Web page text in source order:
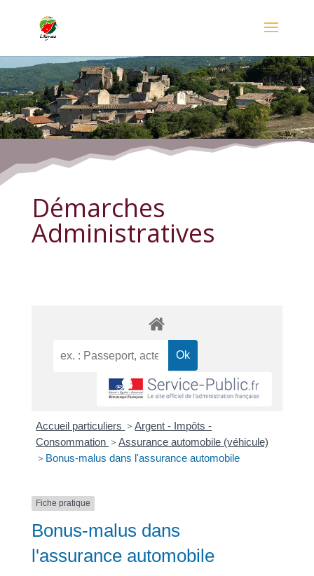
Démarches Administratives
Démarches
Administratives
Accueil particuliers > Argent - Impôts -
Consommation > Assurance automobile (véhicule)
> Bonus-malus dans l'assurance automobile
Fiche pratique
Bonus-malus dans
l'assurance automobile